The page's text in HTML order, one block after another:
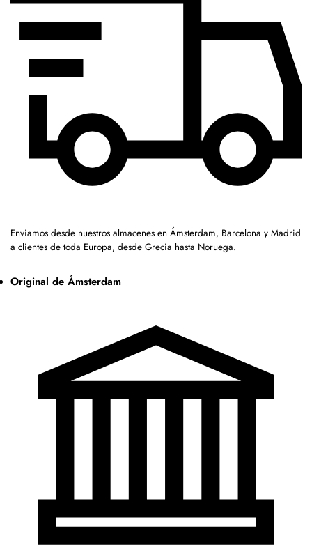
Enviamos desde nuestros almacenes en Ámsterdam, Barcelona y Madrid
a clientes de toda Europa, desde Grecia hasta Noruega.
Original de Ámsterdam